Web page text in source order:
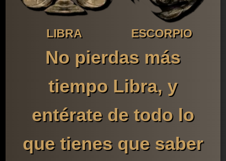
LIBRA ESCORPIO
No pierdas más
tiempo Libra, y
entérate de todo lo
que tienes que saber